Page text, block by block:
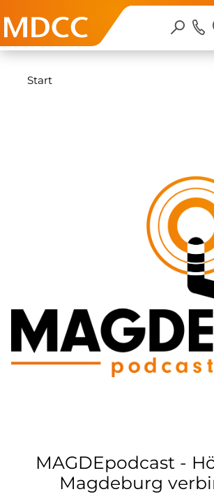
Zum
Start
MAGDEpodcast -
Magdeburg